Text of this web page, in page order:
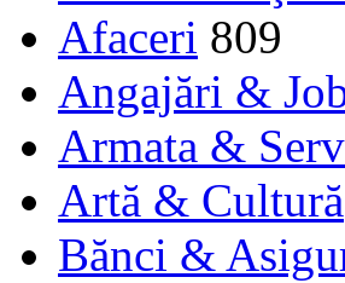
Afaceri 809
Angajări &
Armata &
Artă & Cultură
Bănci &